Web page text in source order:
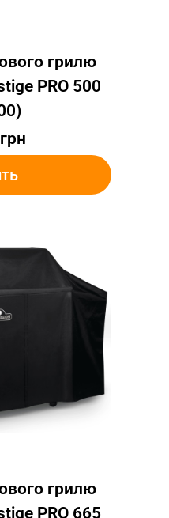
грилю
PRO 500
грн
грилю
PRO 665